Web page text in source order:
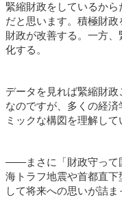
緊縮財政をしているか
だと思います。積極財政
財政が改善する。一方
化する。
データを見れば緊縮財
なのですが、多くの経
ミックな構図を理解して
――まさに「財政守って
海トラフ地震や首都直
して将来への思いが詰ま